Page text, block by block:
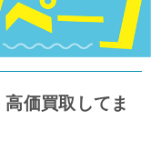
価買取してま